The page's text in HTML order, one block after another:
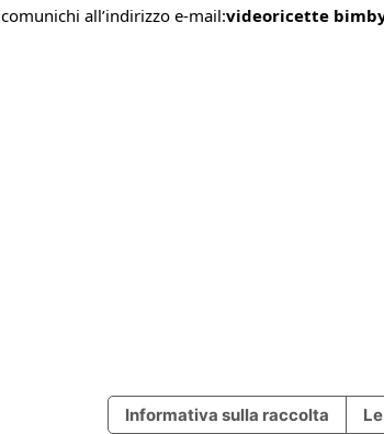
comunichi all’indirizzo e-mail:videoricette
Informativa sulla raccolta